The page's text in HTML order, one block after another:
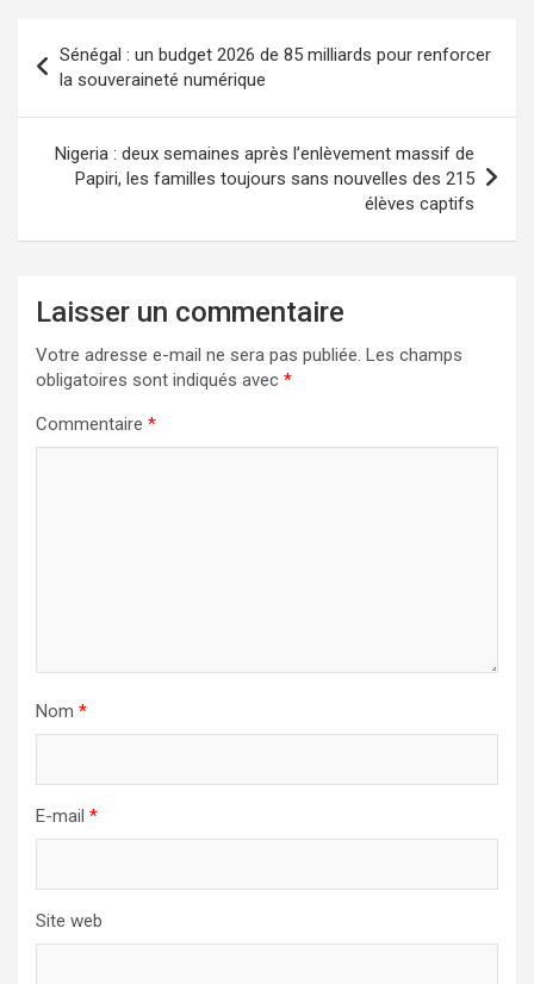
Sénégal : un budget 2026 de 85 milliards pour renforcer
la souveraineté numérique
Nigeria : deux semaines après l’enlèvement massif de
Papiri, les familles toujours sans nouvelles des 215
élèves captifs
Laisser un commentaire
Votre adresse e-mail ne sera pas publiée. Les champs
obligatoires sont indiqués avec *
Commentaire *
Nom *
E-mail *
Site web